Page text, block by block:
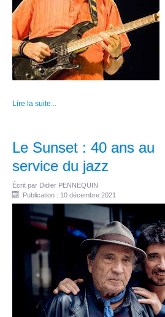
Lire la suite...
Le Sunset : 40 ans au
service du jazz
Écrit par Didier PENNEQUIN
Publication : 10 décembre 2021